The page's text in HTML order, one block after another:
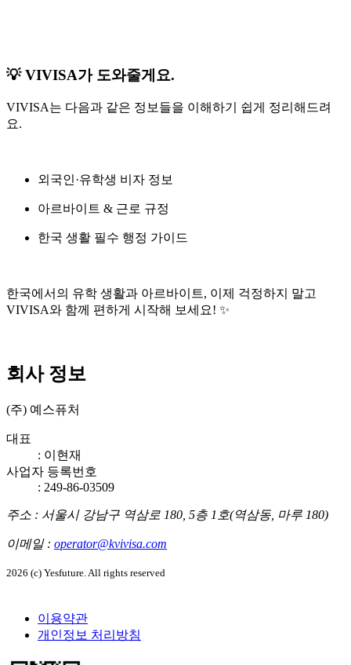
💡 VIVISA가 도와줄게요.
VIVISA는 다음과 같은 정보들을 이해하기 쉽게 정리해드려
요.
외국인·유학생 비자 정보
아르바이트 & 근로 규정
한국 생활 필수 행정 가이드
한국에서의 유학 생활과 아르바이트, 이제 걱정하지 말고
VIVISA와 함께 편하게 시작해 보세요! ✨
회사 정보
(주) 예스퓨처
대표
: 이현재
사업자 등록번호
: 249-86-03509
주소 : 서울시 강남구 역삼로 180, 5층 1호(역삼동, 마루 180)
이메일: operator@kvivisa.com
2026 (c) Yesfuture. All rights reserved
이용약관
개인정보 처리방침